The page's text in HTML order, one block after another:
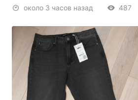
около 3 часов назад 487